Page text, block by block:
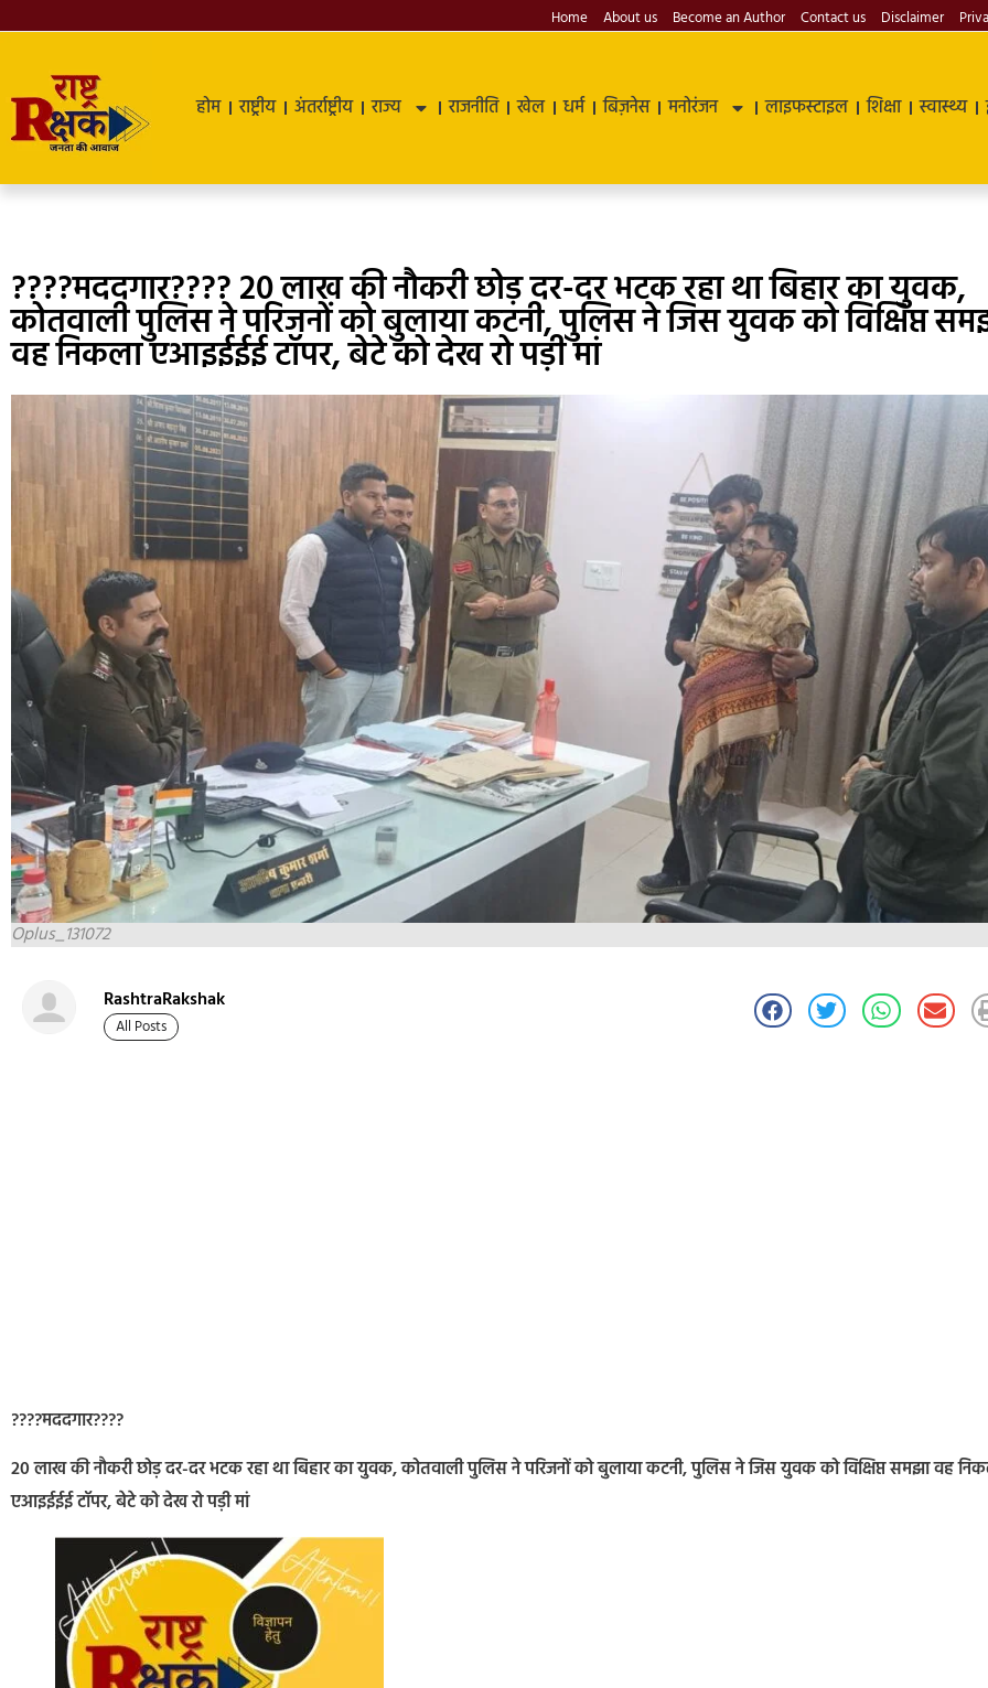
Home About us Become an Author Contact us Disclaimer
होम राष्ट्रीय अंतर्राष्ट्रीय राज्य राजनीति खेल धर्म बिज़नेस मनोरंजन लाइफस्टाइल शिक्षा स्वास्थ्य
????मददगार???? 20 लाख की नौकरी छोड़ दर-दर भटक रहा था बिहार का युवक,
कोतवाली पुलिस ने परिजनों को बुलाया कटनी, पुलिस ने जिस युवक को विक्षिप्त
वह निकला एआइईईई टॉपर, बेटे को देख रो पड़ी मां
Oplus_131072
RashtraRakshak
All Posts
????मददगार????
20 लाख की नौकरी छोड़ दर-दर भटक रहा था बिहार का युवक, कोतवाली पुलिस ने परिजनों को बुलाया कटनी, पुलिस ने जिस युवक को विक्षिप्त समझा वह
एआइईईई टॉपर, बेटे को देख रो पड़ी मां